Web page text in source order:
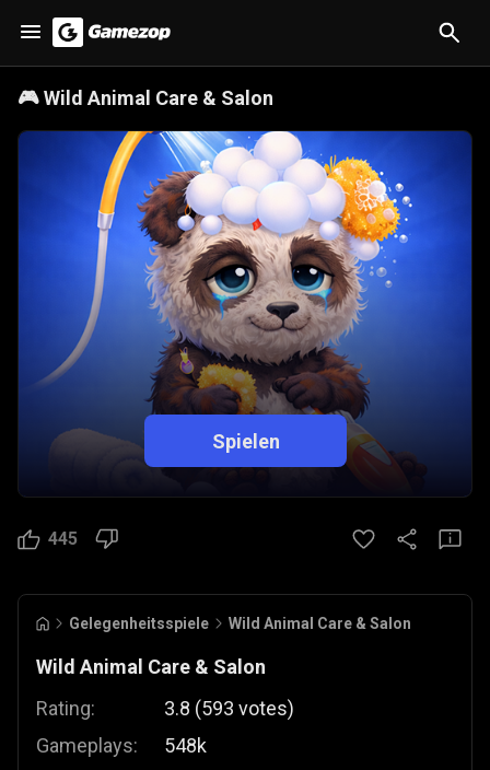
🎮Wild Animal Care & Salon
Spielen
445
Gelegenheitsspiele Wild Animal Care & Salon
Wild Animal Care & Salon
Rating:
Gameplays:
3.8 (593 votes)
548k